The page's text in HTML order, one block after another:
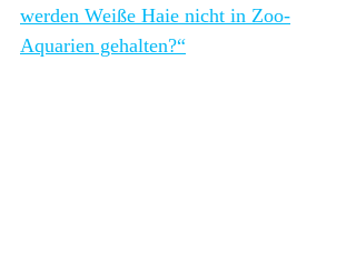
werden Weiße Haie nicht in Zoo-
Aquarien gehalten?“